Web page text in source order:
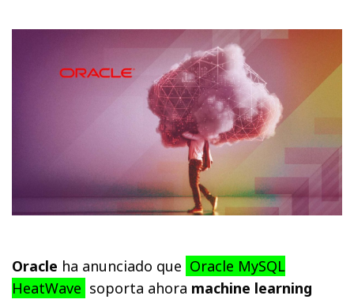
Oracle ha anunciado que Oracle MySQL
HeatWave soporta ahora machine learning